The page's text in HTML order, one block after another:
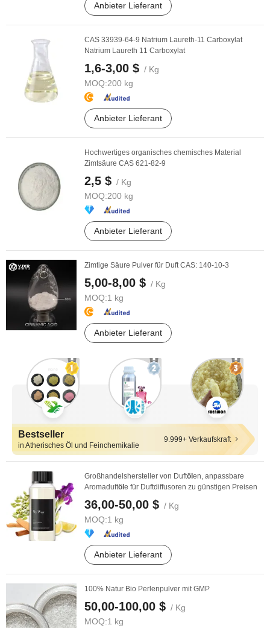
Anbieter Lieferant
CAS 33939-64-9 Natrium Laureth-11 Carboxylat
Natrium Laureth 11 Carboxylat
1,6-3,00 $ / Kg
MOQ:200 kg
Anbieter Lieferant
Hochwertiges organisches chemisches Material
Zimtsäure CAS 621-82-9
2,5 $ / Kg
MOQ:200 kg
Anbieter Lieferant
Zimtige Säure Pulver für Duft CAS: 140-10-3
5,00-8,00 $ / Kg
MOQ:1 kg
Anbieter Lieferant
Bestseller
in Atherisches Öl und Feinchemikalie
9.999+ Verkaufskraft
Großhandelshersteller von Duftöl en, anpassbare
Aromaduftöl e für Duftdiffusoren zu günstigen Preisen
36,00-50,00 $ / Kg
MOQ:1 kg
Anbieter Lieferant
100% Natur Bio Perlenpulver mit GMP
50,00-100,00 $ / Kg
MOQ:1 kg